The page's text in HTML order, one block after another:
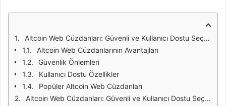
Altcoin Web Cüzdanları: Güvenli ve Kullanıcı Dostu Seçenekler
Altcoin Web Cüzdanlarının Avantajları
Güvenlik Önlemleri
Kullanıcı Dostu Özellikler
Popüler Altcoin Web Cüzdanları
Altcoin Web Cüzdanları: Güvenli ve Kullanıcı Dostu Seçenekler